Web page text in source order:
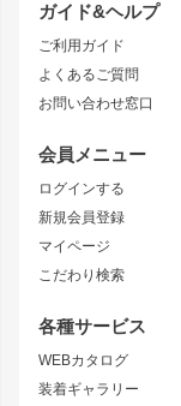
ガイド&ヘルプ
ご利用ガイド
よくあるご質問
お問い合わせ窓口
会員メニュー
ログインする
新規会員登録
マイページ
こだわり検索
各種サービス
WEBカタログ
装着ギャラリー
JZX90 CHASER
JZX110 MARK II
JZX100 MARK II
JZX90 MARK II
トレノ
マークX
ニッサン
S15 シルビア
S14 シルビア 後期
S13 シルビア
180SX
エアロシリーズ
ドリフトライン
風神
雷神
リアウイング
ジムニーパーツ